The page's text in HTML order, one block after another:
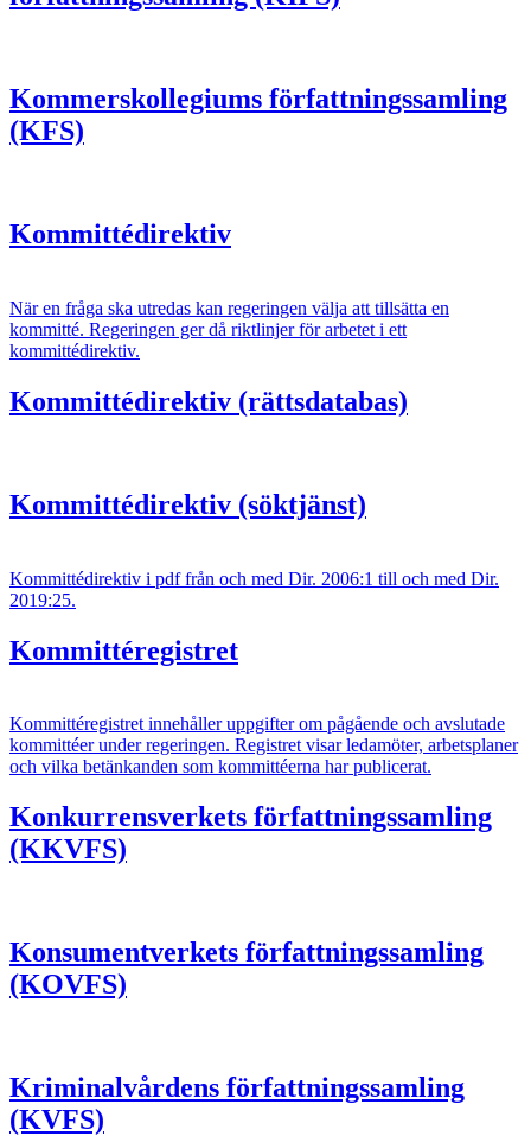
Kommerskollegiums författningssamling
(KFS)
Kommittédirektiv
När en fråga ska utredas kan regeringen välja att tillsätta en
kommitté. Regeringen ger då riktlinjer för arbetet i ett
kommittédirektiv.
Kommittédirektiv (rättsdatabas)
Kommittédirektiv (söktjänst)
Kommittédirektiv i pdf från och med Dir. 2006:1 till och med Dir.
2019:25.
Kommittéregistret
Kommittéregistret innehåller uppgifter om pågående och avslutade
kommittéer under regeringen. Registret visar ledamöter, arbetsplaner
och vilka betänkanden som kommittéerna har publicerat.
Konkurrensverkets författningssamling
(KKVFS)
Konsumentverkets författningssamling
(KOVFS)
Kriminalvårdens författningssamling
(KVFS)